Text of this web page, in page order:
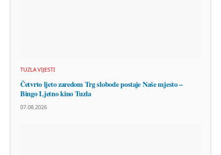
TUZLA VIJESTI
Četvrto ljeto zaredom Trg slobode postaje Naše mjesto –
Bingo Ljetno kino Tuzla
07.08.2026